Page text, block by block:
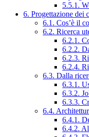
5.5.1.
6. Progettazione dei
6.1. Cos’è il
6.2. Ricerca
6.2.1.
6.2.2.
6.2.3.
6.2.4.
6.3. Dalla
6.3.1.
6.3.2.
6.3.3.
6.4.
6.4.1.
6.4.2.